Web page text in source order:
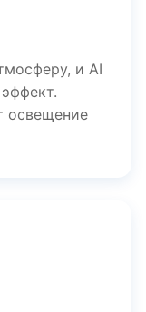
и AI
освещение